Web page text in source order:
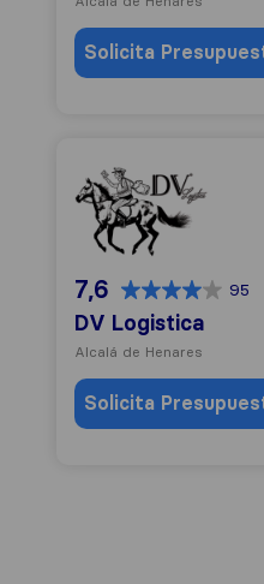
Solicita
DV Logistica
7,6 95
DV Logistica
Alcalá de Henares
Solicita